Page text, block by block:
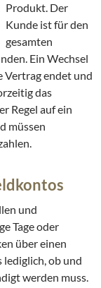
Produkt. Der
Kunde ist für den
gesamten
Ein Wechsel
Vertrag endet und
das
Regel auf ein
müssen
und
Tage oder
über einen
lediglich, ob und
werden muss.